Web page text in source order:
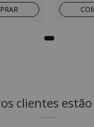
clientes